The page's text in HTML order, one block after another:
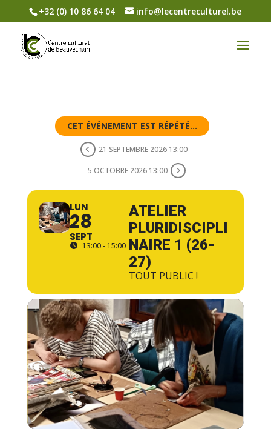
+32 (0) 10 86 64 04 info@lecentreculturel.be
CET ÉVÉNEMENT EST RÉPÉTÉ...
21 SEPTEMBRE 2026 13:00
5 OCTOBRE 2026 13:00
LUN
28
SEPT
13:00 - 15:00
ATELIER
PLURIDISCIPLI
NAIRE 1 (26-
27)
TOUT PUBLIC !